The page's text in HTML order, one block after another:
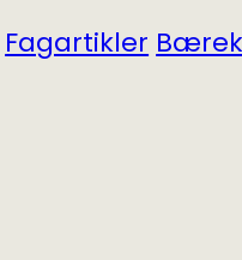
Fagartikler